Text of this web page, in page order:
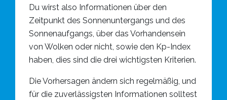
Du wirst also Informationen über den
Zeitpunkt des Sonnenuntergangs und des
Sonnenaufgangs, über das Vorhandensein
von Wolken oder nicht, sowie den Kp-Index
haben, dies sind die drei wichtigsten Kriterien.
Die Vorhersagen ändern sich regelmäßig, und
für die zuverlässigsten Informationen solltest